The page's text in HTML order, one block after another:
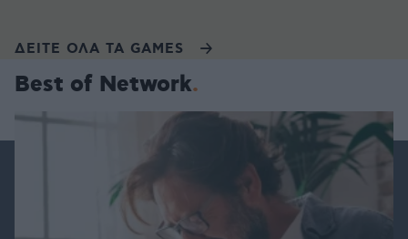
ΔΕΙΤΕ ΟΛΑ ΤΑ GAMES
Best of Network